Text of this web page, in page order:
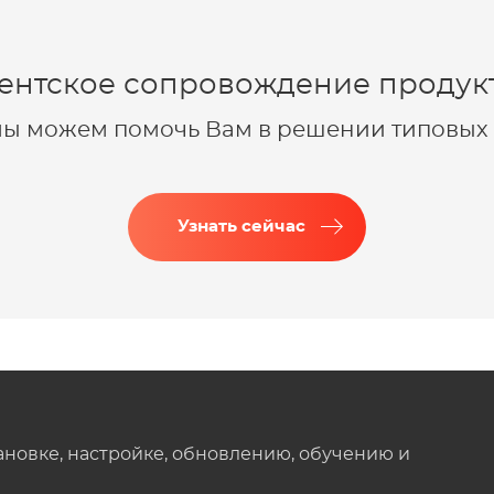
сопровождение
можем помочь Вам в решении типовых
Узнать сейчас
настройке, обновлению, обучению и